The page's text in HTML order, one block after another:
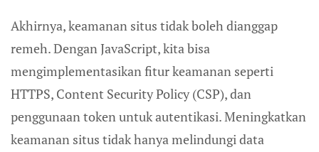
Akhirnya, keamanan situs tidak boleh dianggap
remeh. Dengan JavaScript, kita bisa
mengimplementasikan fitur keamanan seperti
HTTPS, Content Security Policy (CSP), dan
penggunaan token untuk autentikasi. Meningkatkan
keamanan situs tidak hanya melindungi data